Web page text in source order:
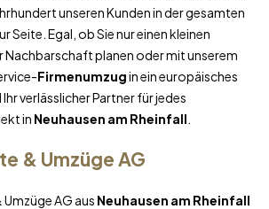
unseren Kunden in der gesamten
Seite. Egal, ob Sie nur einen kleinen
Nachbarschaft planen oder mit unserem
Firmenumzugin ein europäisches
Ihr verlässlicher Partner für jedes
in Neuhausen am Rheinfall
& Umzüge AG
AG aus Neuhausen am Rheinfall